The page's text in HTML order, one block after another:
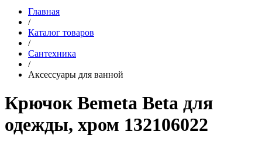
Главная
/
Каталог товаров
/
Сантехника
/
Аксессуары для ванной
Крючок Bemeta Beta для
одежды, хром 132106022